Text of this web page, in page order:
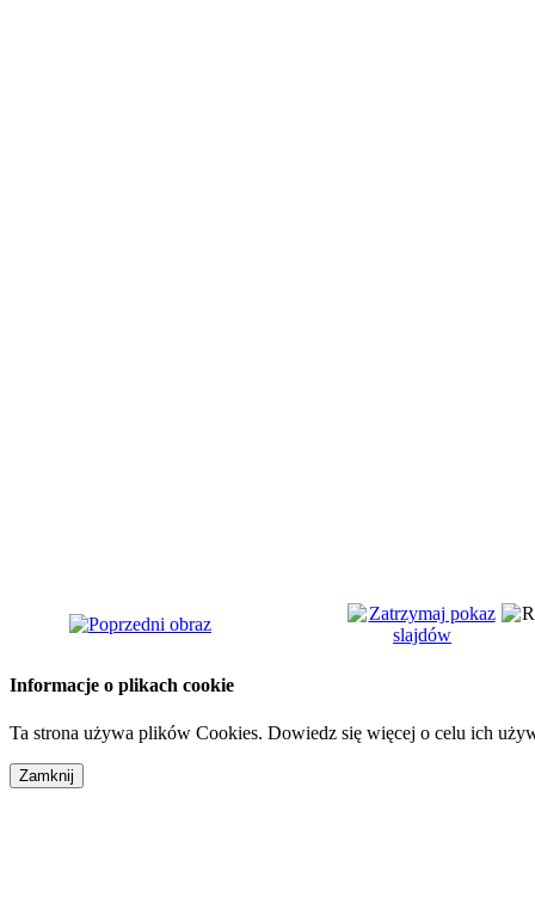
Informacje o plikach cookie
Ta strona używa plików Cookies. Dowiedz się więcej o celu ich